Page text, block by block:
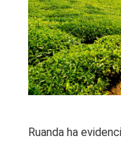
Ruanda ha